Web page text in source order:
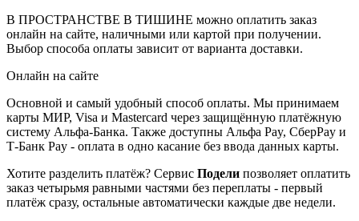
В ПРОСТРАНСТВЕ В ТИШИНЕ можно оплатить заказ
онлайн на сайте, наличными или картой при получении.
Выбор способа оплаты зависит от варианта доставки.
Онлайн на сайте
Основной и самый удобный способ оплаты. Мы принимаем
карты МИР, Visa и Mastercard через защищённую платёжную
систему Альфа-Банка. Также доступны Альфа Pay, СберPay и
Т-Банк Pay - оплата в одно касание без ввода данных карты.
Хотите разделить платёж? Сервис Подели позволяет оплатить
заказ четырьмя равными частями без переплаты - первый
платёж сразу, остальные автоматически каждые две недели.